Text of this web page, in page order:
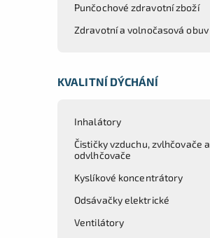
Punčochové zdravotní zboží
Zdravotní a volnočasová obuv
KVALITNÍ DÝCHÁNÍ
Inhalátory
Čističky vzduchu, zvlhčovače a
odvlhčovače
Kyslíkové koncentrátory
Odsávačky elektrické
Ventilátory